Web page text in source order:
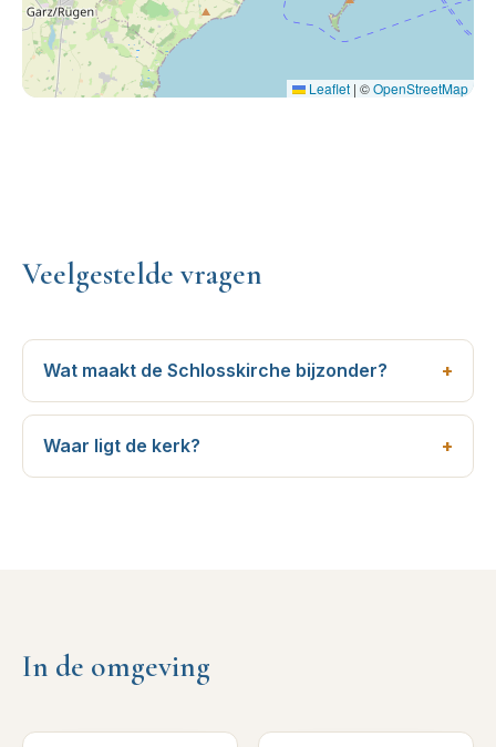
Leaflet | ©OpenStreetMap
Veelgestelde vragen
Wat maakt de Schlosskirche bijzonder?
Waar ligt de kerk?
In de omgeving